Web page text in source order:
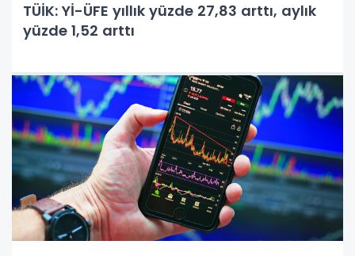
TÜİK: Yİ-ÜFE yıllık yüzde 27,83 arttı, aylık
yüzde 1,52 arttı